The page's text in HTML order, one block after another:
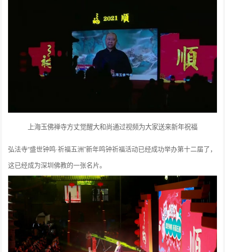
上海玉佛禅寺方丈觉醒大和尚通过视频为大家送来新年祝福
弘法寺“盛世钟鸣·祈福五洲”新年鸣钟祈福活动已经成功举办第十二届了，
这已经成为深圳佛教的一张名片。